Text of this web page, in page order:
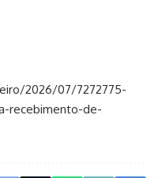
2026/07/7272775-
recebimento-de-